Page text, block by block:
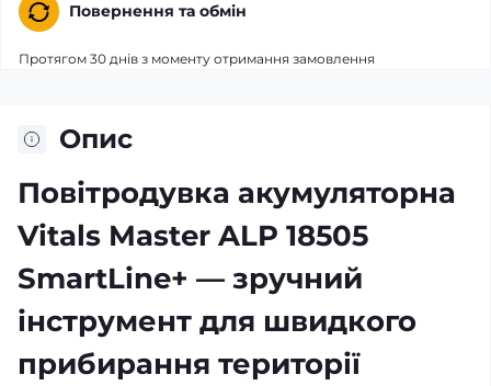
Повернення та обмін
Протягом 30 днів з моменту отримання замовлення
Опис
Повітродувка акумуляторна
Vitals Master ALP 18505
SmartLine+ — зручний
інструмент для швидкого
прибирання території